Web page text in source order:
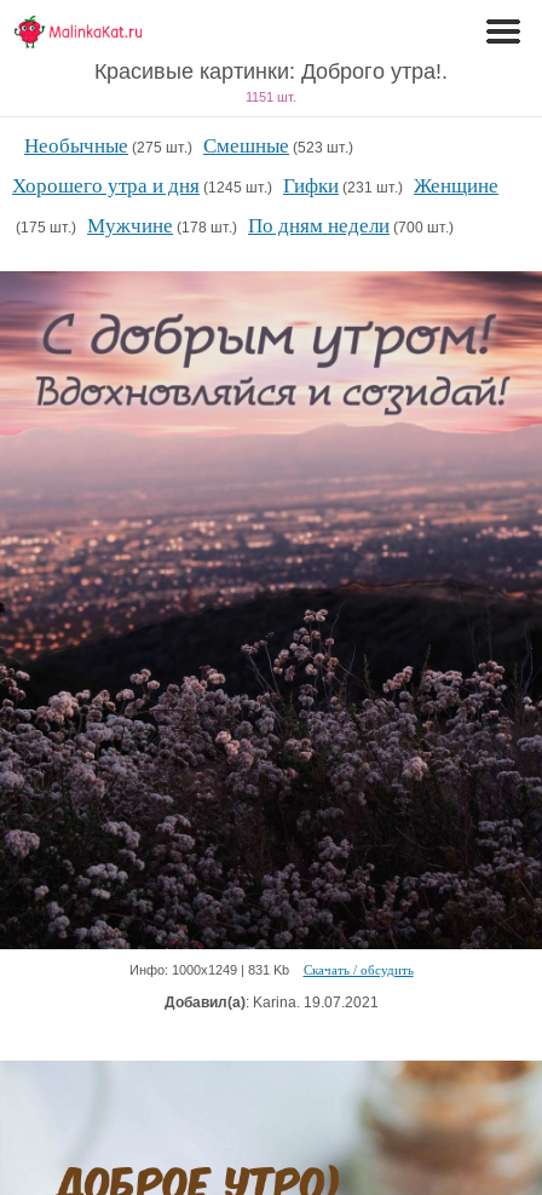
Красивые картинки: Доброго утра!.
1151 шт.
Необычные (275 шт.) Смешные (523 шт.)
Хорошего утра и дня (1245 шт.) Гифки (231 шт.) Женщине
(175 шт.) Мужчине (178 шт.) По дням недели (700 шт.)
Инфо: 1000х1249 | 831 Kb Скачать / обсудить
Добавил(а): Karina. 19.07.2021